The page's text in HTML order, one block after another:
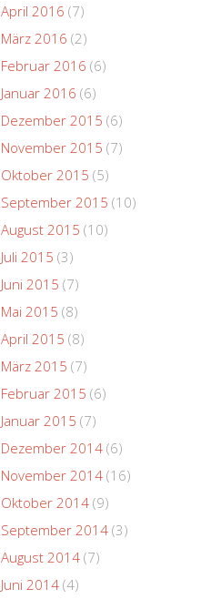
April 2016 (7)
März 2016 (2)
Februar 2016 (6)
Januar 2016 (6)
Dezember 2015 (6)
November 2015 (7)
Oktober 2015 (5)
September 2015 (10)
August 2015 (10)
Juli 2015 (3)
Juni 2015 (7)
Mai 2015 (8)
April 2015 (8)
März 2015 (7)
Februar 2015 (6)
Januar 2015 (7)
Dezember 2014 (6)
November 2014 (16)
Oktober 2014 (9)
September 2014 (3)
August 2014 (7)
Juni 2014 (4)